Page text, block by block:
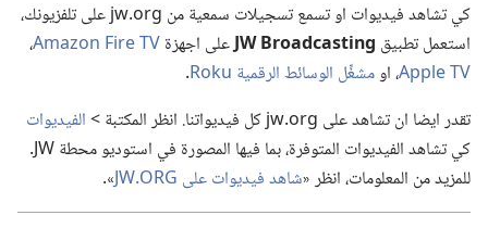
كي تشاهد فيديوات او تسمع تسجيلات سمعية من jw.‎org على تلفزيونك،‏
استعمل تطبيق JW Broadcastingعلى اجهزةAmazon Fire TV‏،‏
Apple TV‏،‏ اومشغِّل الوسائط الرقمية Roku
‏.‏
تقدر ايضا ان تشاهد على jw.‎org كل فيديواتنا.‏ انظر المكتبة >‏
الفيديوات
كي تشاهد الفيديوات المتوفرة،‏ بما فيها المصورة في استوديو محطة JW.‏
للمزيد من المعلومات،‏ انظر «‏شاهد فيديوات على JW.‎ORG ‏».‏